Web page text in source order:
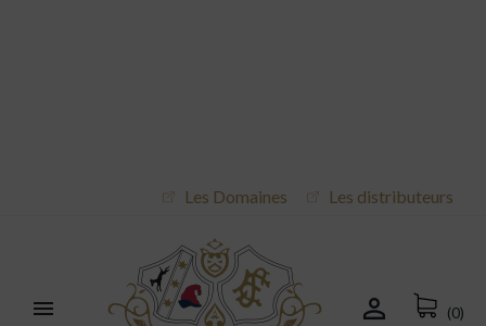
Les Domaines Les distributeurs
  (0)